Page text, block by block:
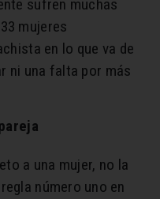
sufren muchas
mujeres
en lo que va de
ni una falta por más
a una mujer, no la
número uno en